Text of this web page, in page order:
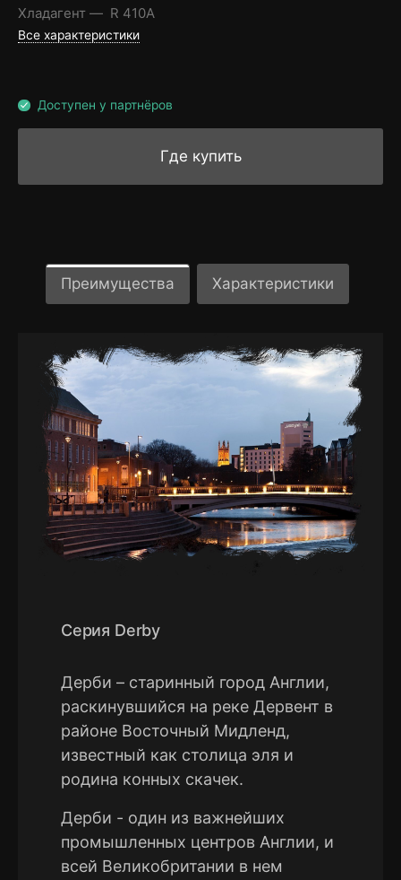
Хладагент
R 410A
Все характеристики
Доступен у партнёров
Где купить
Преимущества Характеристики
Серия Derby
Дерби – старинный город Англии,
раскинувшийся на реке Дервент в
районе Восточный Мидленд,
известный как столица эля и
родина конных скачек.
Дерби - один из важнейших
промышленных центров Англии, и
всей Великобритании в нем